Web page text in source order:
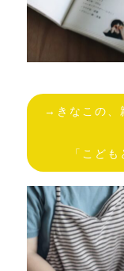
→きなこの、
「こど